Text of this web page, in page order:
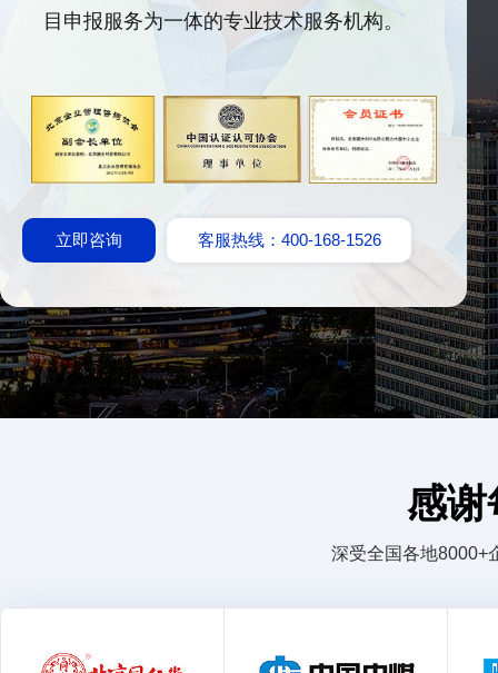
目申报服务为一体的专业技术服务机构。
立即咨询 客服热线：400-168-1526
感谢
深受全国各地8000+